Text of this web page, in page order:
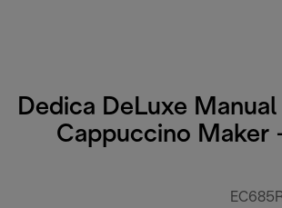
Dedica DeLuxe
Cappuccino Maker